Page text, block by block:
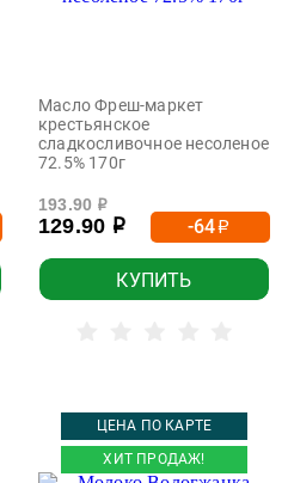
Масло Фреш-маркет
крестьянское
сладкосливочное несоленое
72.5% 170г
193.90 р
129.90 р -64р
КУПИТЬ
ЦЕНА ПО КАРТЕ
ХИТ ПРОДАЖ!